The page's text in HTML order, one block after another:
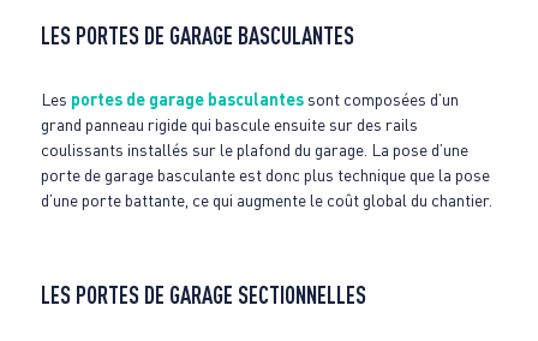
LES PORTES DE GARAGE BASCULANTES
Les portes de garage basculantessont composées d’un
grand panneau rigide qui bascule ensuite sur des rails
coulissants installés sur le plafond du garage. La pose d’une
porte de garage basculante est donc plus technique que la pose
d’une porte battante, ce qui augmente le coût global du chantier.
LES PORTES DE GARAGE SECTIONNELLES